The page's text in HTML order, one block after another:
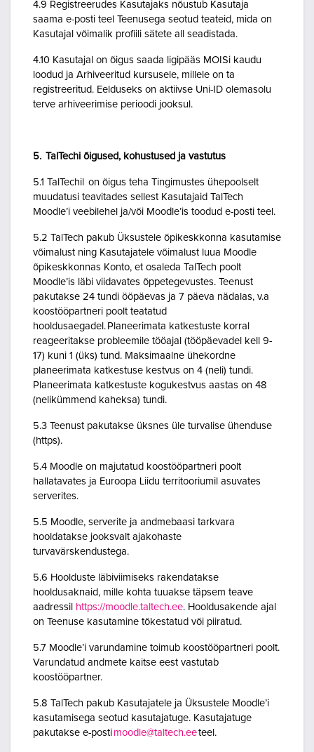
4.9 Registreerudes Kasutajaks nõustub Kasutaja
saama e-posti teel Teenusega seotud teateid, mida on
Kasutajal võimalik profiili sätete all seadistada.
4.10 Kasutajal on õigus saada ligipääs MOISi kaudu
loodud ja Arhiveeritud kursusele, millele on ta
registreeritud. Eelduseks on aktiivse Uni-ID olemasolu
terve arhiveerimise perioodi jooksul.
5. TalTechi õigused, kohustused ja vastutus
5.1 TalTechil on õigus teha Tingimustes ühepoolselt
muudatusi teavitades sellest Kasutajaid TalTech
Moodle’i veebilehel ja/või Moodle’is toodud e-posti teel.
5.2 TalTech pakub Üksustele õpikeskkonna kasutamise
võimalust ning Kasutajatele võimalust luua Moodle
õpikeskkonnas Konto, et osaleda TalTech poolt
Moodle’is läbi viidavates õppetegevustes. Teenust
pakutakse 24 tundi ööpäevas ja 7 päeva nädalas, v.a
koostööpartneri poolt teatatud
hooldusaegadel. Planeerimata katkestuste korral
reageeritakse probleemile tööajal (tööpäevadel kell 9-
17) kuni 1 (üks) tund. Maksimaalne ühekordne
planeerimata katkestuse kestvus on 4 (neli) tundi.
Planeerimata katkestuste kogukestvus aastas on 48
(nelikümmend kaheksa) tundi.
5.3 Teenust pakutakse üksnes üle turvalise ühenduse
(https).
5.4 Moodle on majutatud koostööpartneri poolt
hallatavates ja Euroopa Liidu territooriumil asuvates
serverites.
5.5 Moodle, serverite ja andmebaasi tarkvara
hooldatakse jooksvalt ajakohaste
turvavärskendustega.
5.6 Hoolduste läbiviimiseks rakendatakse
hooldusaknaid, mille kohta tuuakse täpsem teave
aadressil https://moodle.taltech.ee. Hooldusakende ajal
on Teenuse kasutamine tõkestatud või piiratud.
5.7 Moodle’i varundamine toimub koostööpartneri poolt.
Varundatud andmete kaitse eest vastutab
koostööpartner.
5.8 TalTech pakub Kasutajatele ja Üksustele Moodle’i
kasutamisega seotud kasutajatuge. Kasutajatuge
pakutakse e-posti moodle@taltech.eeteel.